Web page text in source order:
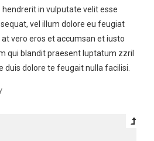
hendrerit in vulputate velit esse
vel illum dolore eu feugiat
vero eros et accumsan et iusto
qui blandit praesent luptatum zzril
duis dolore te feugait nulla facilisi.